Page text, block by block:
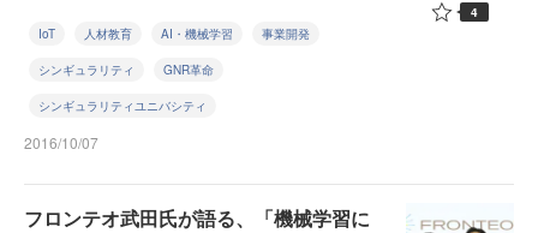
IoT 人材教育 AI・機械学習 事業開発
シンギュラリティ GNR革命
シンギュラリティユニバシティ
2016/10/07
4
フロンテオ武田氏が語る、「機械学習に